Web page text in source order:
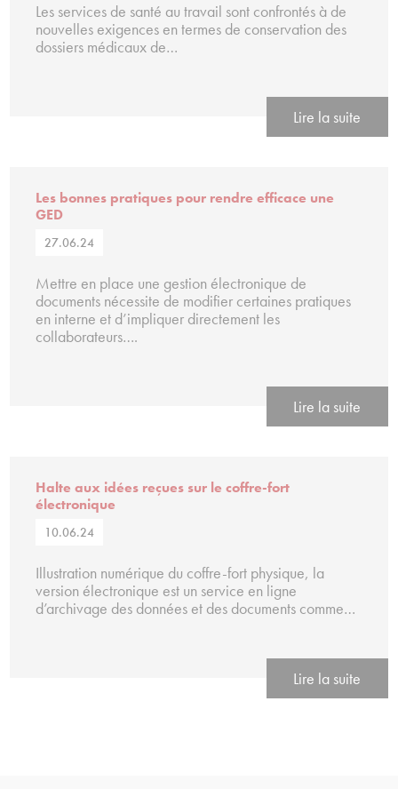
Les services de santé au travail sont confrontés à de
nouvelles exigences en termes de conservation des
dossiers médicaux de…
Lire la suite
Les bonnes pratiques pour rendre efficace une
GED
27.06.24
Mettre en place une gestion électronique de
documents nécessite de modifier certaines pratiques
en interne et d’impliquer directement les
collaborateurs….
Lire la suite
Halte aux idées reçues sur le coffre-fort
électronique
10.06.24
Illustration numérique du coffre-fort physique, la
version électronique est un service en ligne
d’archivage des données et des documents comme…
Lire la suite